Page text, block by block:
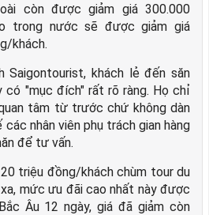
còn được giảm giá 300.000
trong nước sẽ được giảm giá
khách.
Saigontourist, khách lẻ đến săn
có "mục đích" rất rõ ràng. Họ chỉ
tâm từ trước chứ không dàn
nhân viên phụ trách gian hàng
để tư vấn.
triệu đồng/khách chùm tour du
mức ưu đãi cao nhất này được
Âu 12 ngày, giá đã giảm còn